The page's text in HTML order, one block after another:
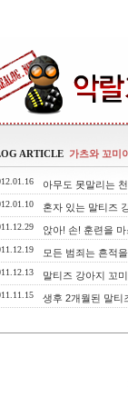
ARTICLE 가츠와 꼬미
아무도 못말리는
혼자 있는 말티즈
앉아! 손! 훈련을
모든 범죄는 흔적
말티즈 강아지 꼬
생후 2개월된 말티